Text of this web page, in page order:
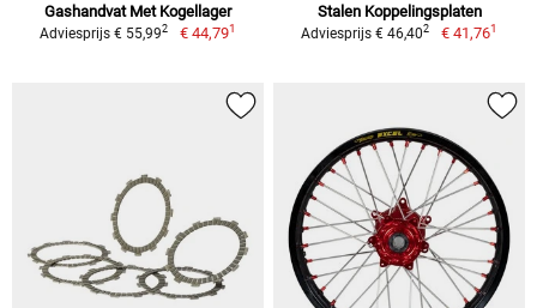
Gashandvat Met Kogellager
Adviesprijs € 55,992 € 44,791
Stalen Koppelingsplaten
Adviesprijs € 46,402 € 41,761